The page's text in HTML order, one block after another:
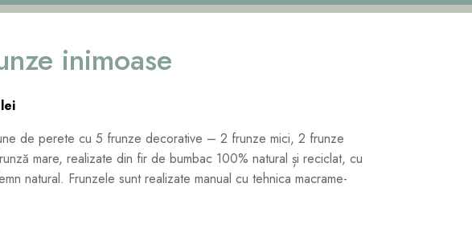
inimoase
lei
de perete cu 5 frunze decorative – 2 frunze mici, 2 frunze
mare, realizate din fir de bumbac 100% natural și reciclat, cu
natural. Frunzele sunt realizate manual cu tehnica macrame-